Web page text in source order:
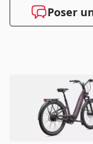
Poser